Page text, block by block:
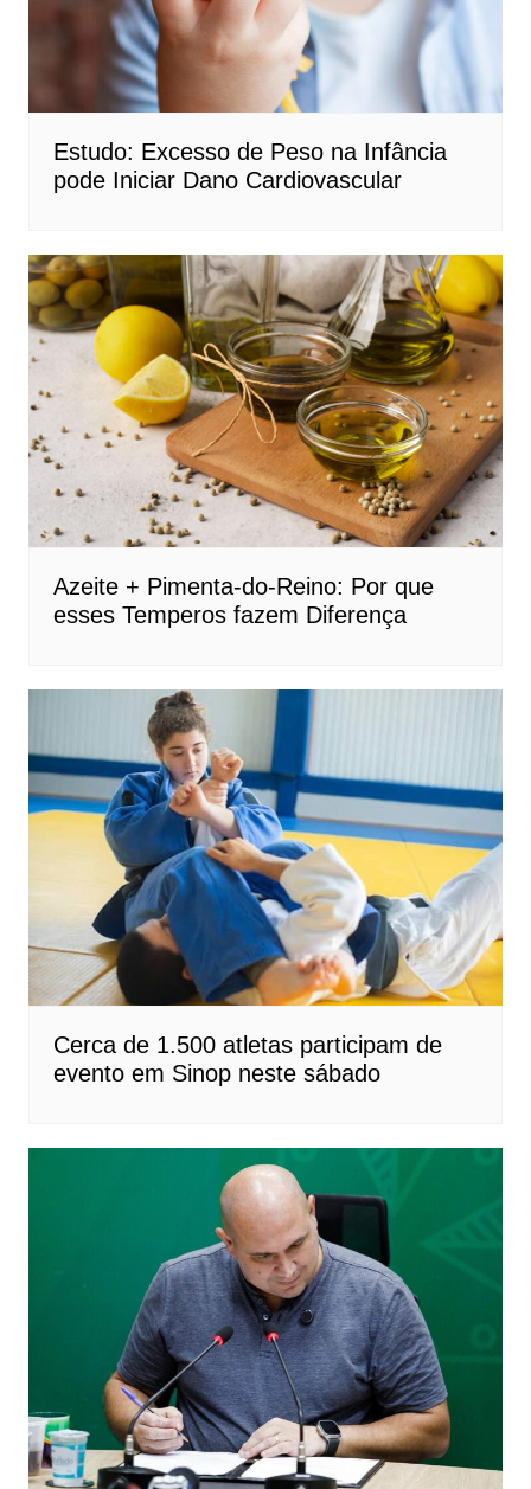
Estudo: Excesso de Peso na Infância
pode Iniciar Dano Cardiovascular
Azeite + Pimenta-do-Reino: Por que
esses Temperos fazem Diferença
Cerca de 1.500 atletas participam de
evento em Sinop neste sábado